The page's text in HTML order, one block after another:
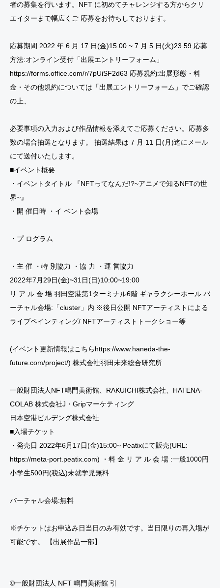
者の募集を行います。NFT に初めてチャレンジする方からクリ
エイターまで幅広くご 応募をお待ちしております。
応募期間:2022 年 6 月 17 日(金)15:00 ~ 7 月 5 日(火)23:59 応募
方法:オンライン受付「出展エントリーフォーム」
https://forms.office.com/r/7pUiSF2d63 応募規約:出展形態・料
金・その他規約については「出展エントリーフォーム」でご確認
の上、
必要事項の入力および作品情報を添えてご応募ください。応募多
数の場合抽選となります。 抽選結果は 7 月 11 日(月)迄にメール
にて送付いたします。
■イベント概要
・イベントタイトル 『NFTってなんだ!?~アニメで知るNFTの世
界~』
・開 催日時 ・イ ベント会場
・プ ログラム
・主 催 ・特 別協力 ・協 力 ・運 営協力
2022年7月29日(金)~31日(日)10:00~19:00
リ ア ル 会 場:羽田空港第1ターミナル6階 ギャラクシーホール バ
ーチャル会場:「cluster」内 ※後日公開 NFTアーティストによる
ライブペインティング/ NFTアーティストトークショー等
(イベント更新情報はこちらhttps://www.haneda-the-
future.com/project/) 株式会社羽田未来総合研究所
一般財団法人NFT鳴門美術館、RAKUICHI株式会社、HATENA-
COLAB 株式会社J・Gripマーケティング
日本空港ビルデング株式会社
■入場チケット
・発売日 2022年6月17日(金)15:00~ Peatixにて販売(URL:
https://meta-port.peatix.com) ・料 金 リ ア ル 会 場 :一般1000円
小学生500円(税込)未就学児無料
バーチャル会場:無料
※チケットはお申込み日当日のみ有効です。当日限りの再入場が
可能です。 【出展作品一部】
©一般財団法人 NFT 鳴門美術館 引